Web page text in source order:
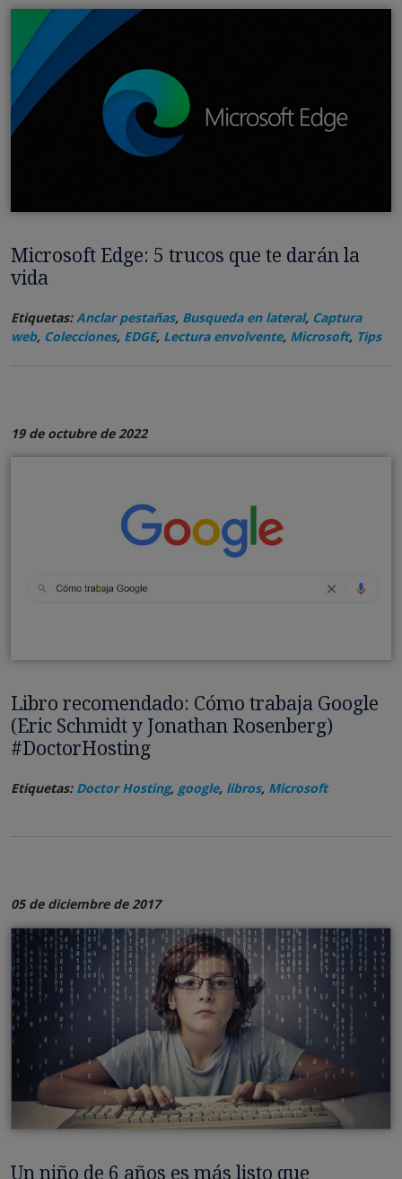
Microsoft Edge: 5 trucos que te darán la
vida
Etiquetas: Anclar pestañas, Busqueda en lateral, Captura
web, Colecciones, EDGE, Lectura envolvente, Microsoft, Tips
19 de octubre de 2022
Libro recomendado: Cómo trabaja Google
(Eric Schmidt y Jonathan Rosenberg)
#DoctorHosting
Etiquetas: Doctor Hosting, google, libros, Microsoft
05 de diciembre de 2017
Un niño de 6 años es más listo que